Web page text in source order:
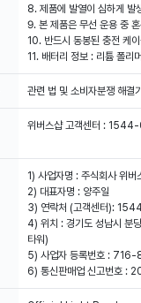
8. 제품에 발열이 심하게 발
9. 본 제품은 무선 운용 중
10. 반드시 동봉된 충전 케
11. 배터리 정보 : 리튬 폴
관련 법 및 소비자분쟁 해결
위버스샵 고객센터 :
1) 사업자명 : 주식회사 위버
2) 대표자명 : 양주일
3) 연락처 (고객센터):
4) 위치 : 경기도 성남시 분
타워)
5) 사업자 등록번호 :
6) 통신판매업 신고번호 :